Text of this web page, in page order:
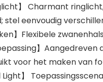
】 Charmant
stel eenvoudig
】Flexibele
】
voor het maken van
Light】